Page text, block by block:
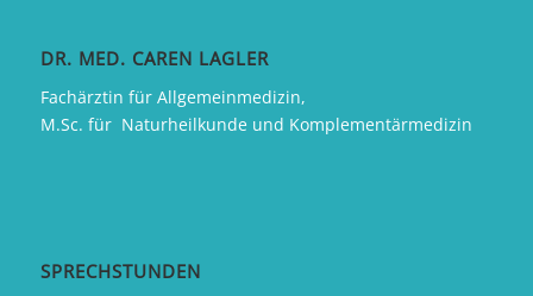
DR. MED. CAREN LAGLER
Fachärztin für Allgemeinmedizin,
M.Sc. für Naturheilkunde und Komplementärmedizin
SPRECHSTUNDEN